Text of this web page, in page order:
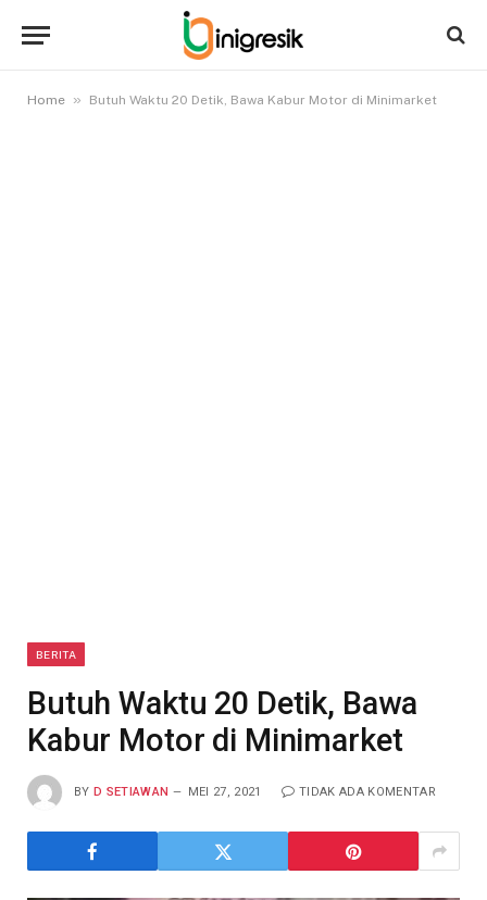
Home » Butuh Waktu 20 Detik, Bawa Kabur Motor di Minimarket
BERITA
Butuh Waktu 20 Detik, Bawa
Kabur Motor di Minimarket
BY D SETIAWAN MEI 27, 2021 TIDAK ADA KOMENTAR